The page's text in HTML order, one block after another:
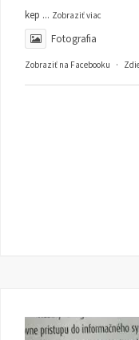
kep ... Zobraziť viac
Fotografia
Zobraziť na Facebooku ·